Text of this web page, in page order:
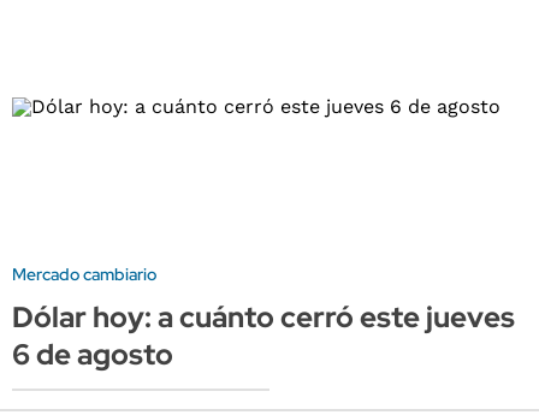
Mercado cambiario
Dólar hoy: a cuánto cerró este jueves
6 de agosto